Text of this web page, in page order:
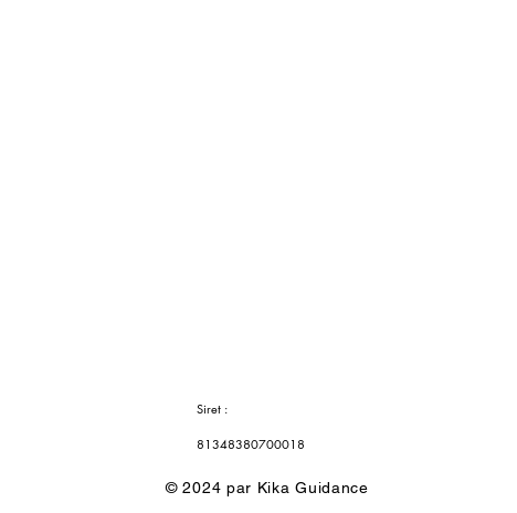
Siret :
81348380700018
© 2024 par Kika Guidance